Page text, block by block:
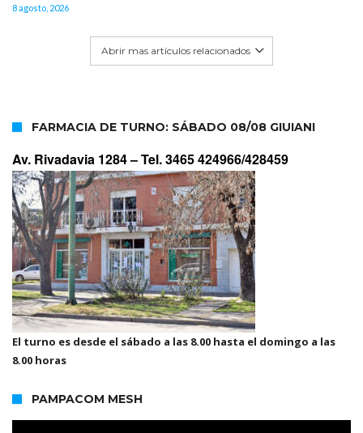
8 agosto, 2026
Abrir mas artículos relacionados
FARMACIA DE TURNO: SÁBADO 08/08 GIUIANI
Av. Rivadavia 1284 –Tel. 3465 424966/428459
El turno es desde el sábado a las 8.00 hasta el domingo a las
8.00 horas
PAMPACOM MESH